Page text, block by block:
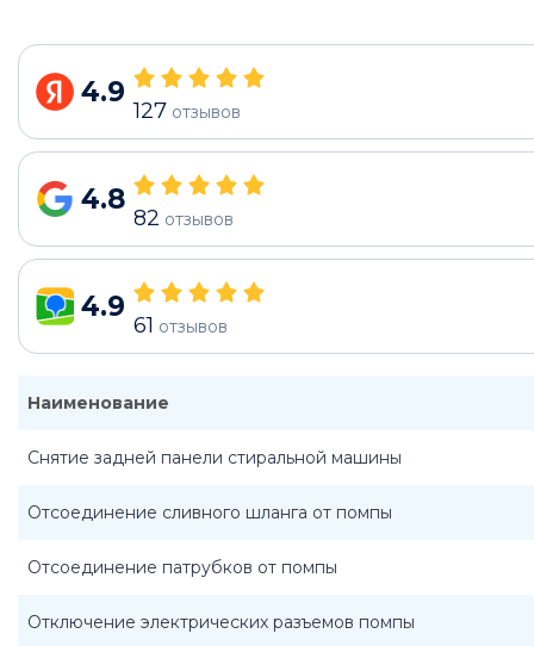
4.9
127 отзывов
4.8
82 отзывов
4.9
61 отзывов
Наименование
Снятие задней панели стиральной машины
Отсоединение сливного шланга от помпы
Отсоединение патрубков от помпы
Отключение электрических разъемов помпы